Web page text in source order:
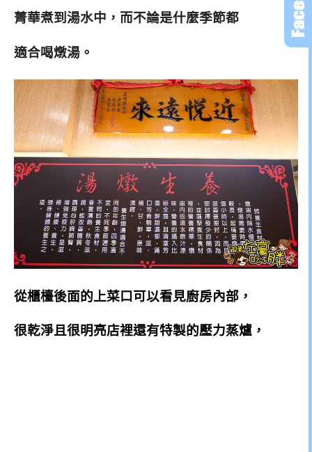
菁華煮到湯水中，而不論是什麼季節都
適合喝燉湯。
從櫃檯後面的上菜口可以看見廚房內部，
很乾淨且很明亮店裡還有特製的壓力蒸爐，